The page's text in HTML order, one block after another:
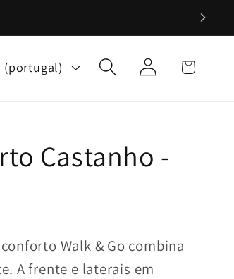
(portugal)
Iniciar
sessão
Carrinho
Castanho -
Walk & Go combina
A frente e laterais em